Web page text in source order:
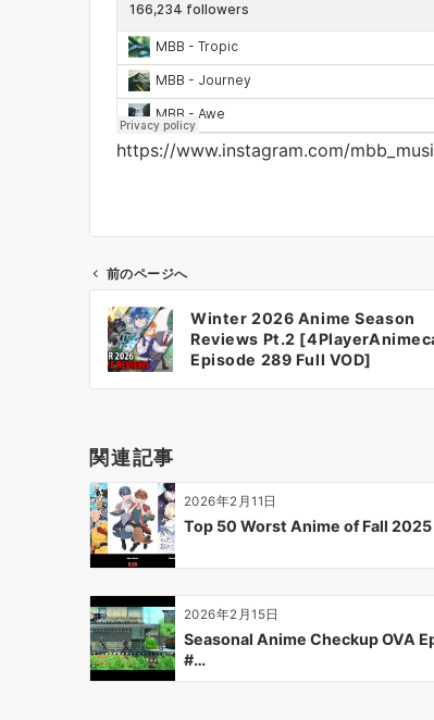
https://www.instagram.com/
シ
ョ
ン
前のページへ
Winter 2026 Anime Season
Reviews Pt.2
Episode 289 Full VOD]
関連記事
2026年2月11日
Top 50 Worst Anime of Fall
2026年2月15日
Seasonal Anime Checkup OVA
#…